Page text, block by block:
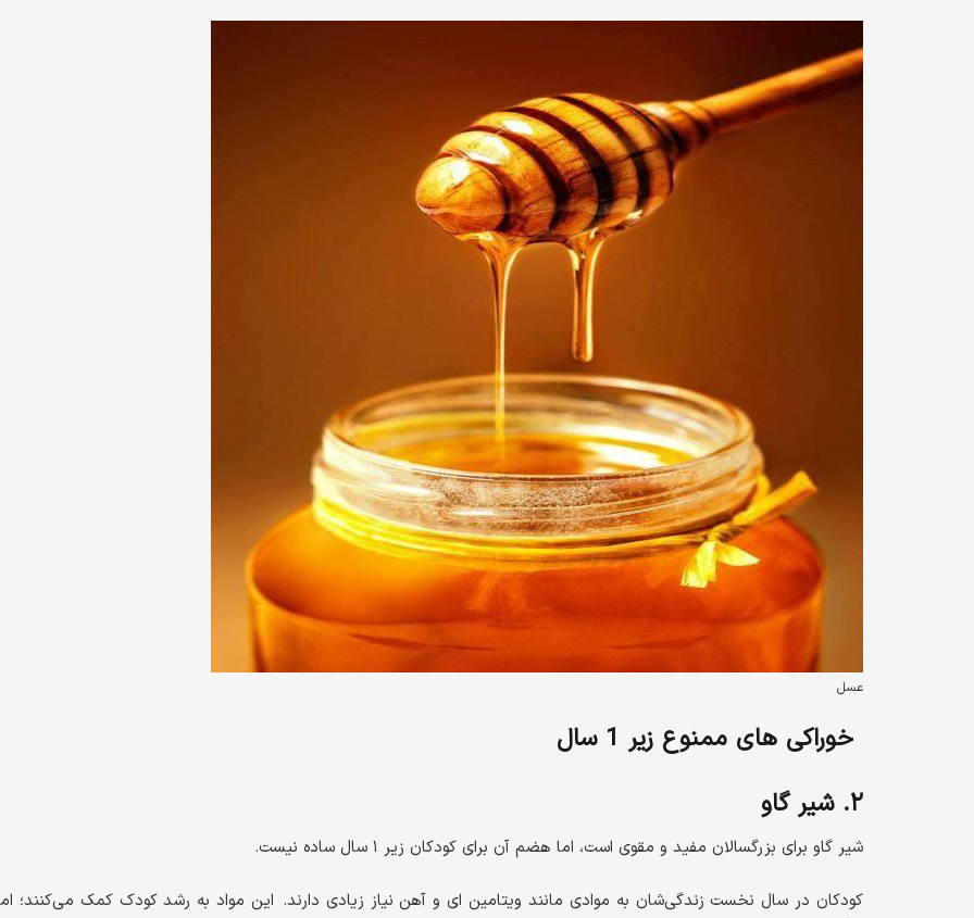
عسل
خوراکی های ممنوع زیر 1 سال
۲. شیر گاو
شیر گاو برای بزرگسالان مفید و مقوی است، اما هضم آن برای کودکان زیر ۱ سال ساده نیست.
کودکان در سال نخست زندگی‌شان به موادی مانند ویتامین ای و آهن نیاز زیادی دارند. این مواد به رشد کودک کمک می‌کنند؛